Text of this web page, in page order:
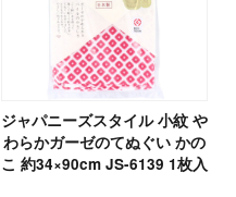
ジャパニーズスタイル 小紋 や
わらかガーゼのてぬぐい かの
こ 約34×90cm JS-6139 1枚入